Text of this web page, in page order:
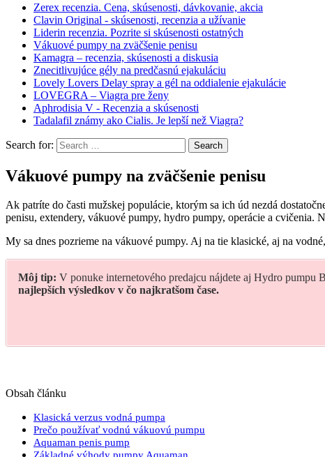
Zerex recenzia. Cena, skúsenosti, dávkovanie, akcia
Clavin Original - skúsenosti, recenzia a užívanie
Liderin recenzia. Pozrite si skúsenosti ostatných
Vákuové pumpy na zväčšenie penisu
Kamagra – recenzia, skúsenosti a diskusia
Znecitlivujúce gély na predčasnú ejakuláciu
Lovely Lovers Delay spray a gél na oddialenie ejakulácie
LOVEGRA – Viagra pre ženy
Aphrodisia V - Recenzia a skúsenosti
Tadalafil známy ako Cialis. Je lepší než Viagra?
Search for:
Vákuové pumpy na zväčšenie penisu
Ak patríte do časti mužskej populácie, ktorým sa ich úd nezdá
penisu, extendery, vákuové pumpy, hydro pumpy, operácie a
My sa dnes pozrieme na vákuové pumpy. Aj na tie klasické, aj na
Môj tip: V ponuke internetového predajcu nájdete aj Hydro pumpu
najlepších výsledkov v čo najkratšom čase.
Obsah článku
Klasická verzus vodná pumpa
Prečo používať vodnú vákuovú pumpu
Aquaman penis pump